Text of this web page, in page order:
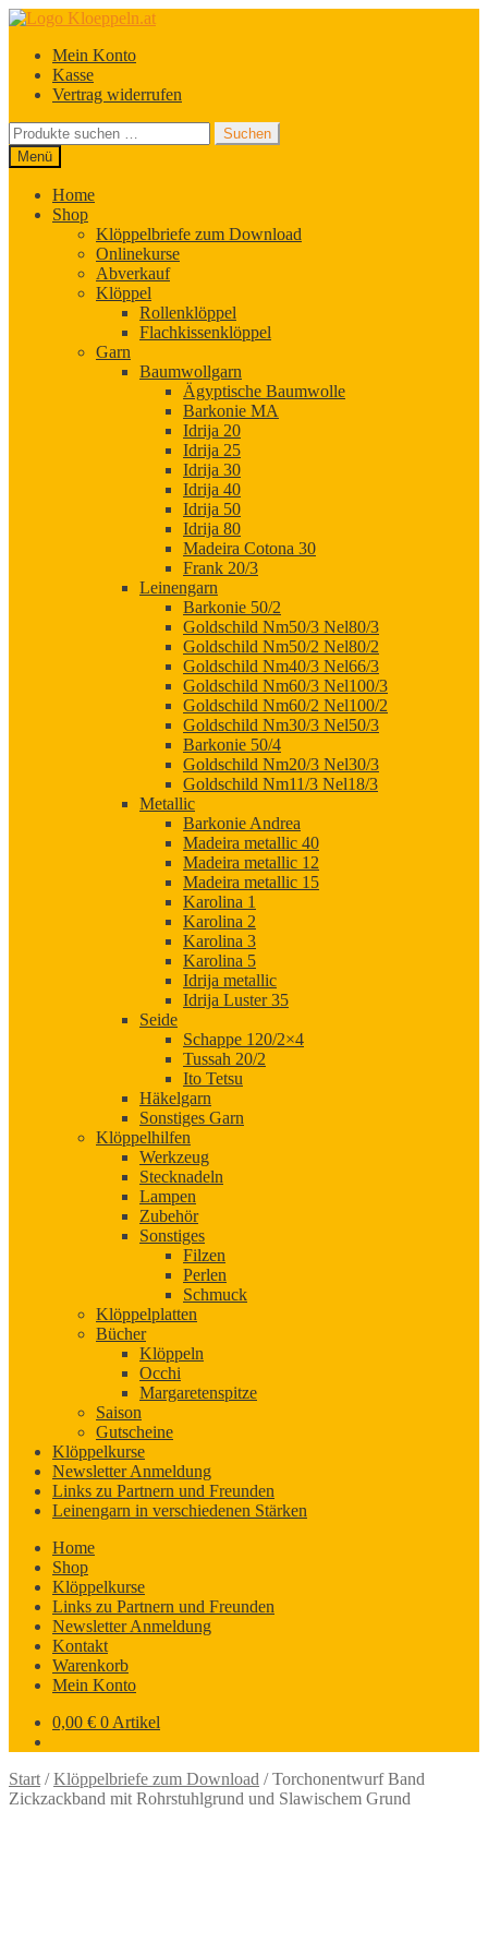
Zur
springen
Zum
springenMein Konto
Kasse
Vertrag widerrufen
Suchen
nach:
Suchen
Menü
Home
Shop
Klöppelbriefe zum Download
Onlinekurse
Abverkauf
Klöppel
Rollenklöppel
Flachkissenklöppel
Garn
Baumwollgarn
Ägyptische Baumwolle
Barkonie MA
Idrija 20
Idrija 25
Idrija 30
Idrija 40
Idrija 50
Idrija 80
Madeira Cotona 30
Frank 20/3
Leinengarn
Barkonie 50/2
Goldschild Nm50/3 Nel80/3
Goldschild Nm50/2 Nel80/2
Goldschild Nm40/3 Nel66/3
Goldschild Nm60/3 Nel100/3
Goldschild Nm60/2 Nel100/2
Goldschild Nm30/3 Nel50/3
Barkonie 50/4
Goldschild Nm20/3 Nel30/3
Goldschild Nm11/3 Nel18/3
Metallic
Barkonie Andrea
Madeira metallic 40
Madeira metallic 12
Madeira metallic 15
Karolina 1
Karolina 2
Karolina 3
Karolina 5
Idrija metallic
Idrija Luster 35
Seide
Schappe 120/2×4
Tussah 20/2
Ito Tetsu
Häkelgarn
Sonstiges Garn
Klöppelhilfen
Werkzeug
Stecknadeln
Lampen
Zubehör
Sonstiges
Filzen
Perlen
Schmuck
Klöppelplatten
Bücher
Klöppeln
Occhi
Margaretenspitze
Saison
Gutscheine
Klöppelkurse
Newsletter Anmeldung
Links zu Partnern und Freunden
Leinengarn in verschiedenen Stärken
Home
Shop
Klöppelkurse
Links zu Partnern und Freunden
Newsletter Anmeldung
Kontakt
Warenkorb
Mein Konto
0,00 € 0 Artikel
Start /Klöppelbriefe zum Download /Torchonentwurf Band
Zickzackband mit Rohrstuhlgrund und Slawischem Grund